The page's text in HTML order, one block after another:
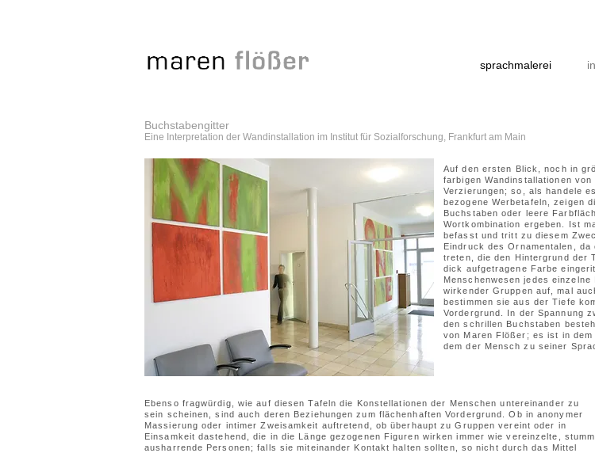
sprachmalerei
Auf den ersten Blick, noch in
farbigen Wandinstallationen
Verzierungen; so, als handele
bezogene Werbetafeln, zeigen
Buchstaben oder leere
Wortkombination ergeben. Ist
befasst und tritt zu diesem
Eindruck des Ornamentalen,
treten, die den Hintergrund der
dick aufgetragene Farbe
Menschenwesen jedes
wirkender Gruppen auf, mal
bestimmen sie aus der Tiefe
Vordergrund. In der Spannung
den schrillen Buchstaben
von Maren Flößer; es ist in
dem der Mensch zu seiner
Buchstabengitter
Eine Interpretation der Wandinstallation im Institut für Sozialforschung, Frankfurt am Main
Ebenso fragwürdig, wie auf diesen Tafeln die Konstellationen der Menschen untereinander zu
sein scheinen, sind auch deren Beziehungen zum flächenhaften Vordergrund. Ob in anonymer
Massierung oder intimer Zweisamkeit auftretend, ob überhaupt zu Gruppen vereint oder in
Einsamkeit dastehend, die in die Länge gezogenen Figuren wirken immer wie vereinzelte, stumm
ausharrende Personen; falls sie miteinander Kontakt halten sollten, so nicht durch das Mittel